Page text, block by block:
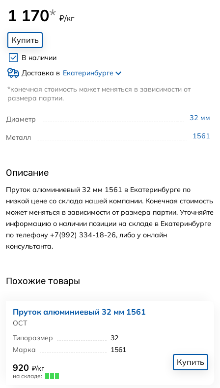
Диаметр 32 мм
Металл 1561
1 170* ₽/кг
Купить
В наличии
Доставка в Екатеринбурге
*конечная стоимость может меняться в зависимости от
размера партии.
Описание
Пруток алюминиевый 32 мм 1561 в Екатеринбурге по
низкой цене со склада нашей компании. Конечная стоимость
может меняться в зависимости от размера партии. Уточняйте
информацию о наличии позиции на складе в Екатеринбурге
по телефону +7(992) 334-18-26, либо у онлайн
консультанта.
Похожие товары
Пруток алюминиевый 32 мм 1561
ОСТ
Типоразмер
32
Марка
1561
920 ₽/кг
на складе:
Купить